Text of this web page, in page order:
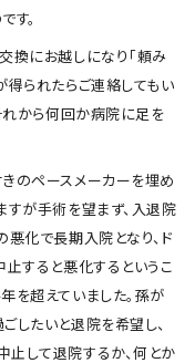
す。
換にお越しになり「頼み
得られたらご連絡してもい
れから何回か病院に足を
のペースメーカーを埋め
すが手術を望まず、入退院
悪化で長期入院となり、ド
すると悪化するというこ
を超えていました。孫が
したいと退院を希望し、
して退院するか、何とか